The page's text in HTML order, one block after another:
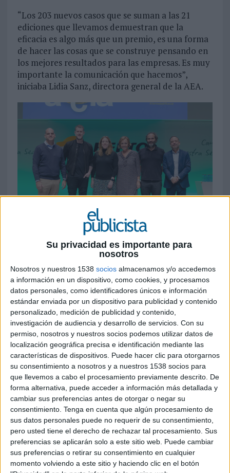
Su privacidad es importante para
nosotros
Nosotros y nuestros 1538 socios almacenamos y/o accedemos
a información en un dispositivo, como cookies, y procesamos
datos personales, como identificadores únicos e información
estándar enviada por un dispositivo para publicidad y contenido
personalizado, medición de publicidad y contenido,
investigación de audiencia y desarrollo de servicios. Con su
permiso, nosotros y nuestros socios podemos utilizar datos de
localización geográfica precisa e identificación mediante las
características de dispositivos. Puede hacer clic para otorgarnos
su consentimiento a nosotros y a nuestros 1538 socios para
que llevemos a cabo el procesamiento previamente descrito. De
forma alternativa, puede acceder a información más detallada y
cambiar sus preferencias antes de otorgar o negar su
consentimiento. Tenga en cuenta que algún procesamiento de
sus datos personales puede no requerir de su consentimiento,
pero usted tiene el derecho de rechazar tal procesamiento. Sus
preferencias se aplicarán solo a este sitio web. Puede cambiar
sus preferencias o retirar su consentimiento en cualquier
momento volviendo a este sitio y haciendo clic en el botón
“Los 203 nuevos casos que se suman a las 21
ediciones que llevamos demuestran que la
eficacia es algo más que un premio, es una forma
de hacer las cosas que se construye pensando en
los mejores resultados para las empresas. Es muy
importante la comunicación que hacemos”,
iniciaba Lidia Sanz, directora general de la AEA.
De izqda. a dcha.: Jesús Carrera, Jake Welsh, Karen Crum, Lidia Sanz,
Gem Romero y César Vacchianon | Fuente: AEA
El significado de las palabras no varía con los
años; pero sí la percepción que se tiene de él. La
efectividad de una campaña publicitaria en la
actualidad queda ya muy distinta de lo que podía
entenderse como tal hace 20 años. “Es necesario
entender la efectividad en 2019 y el año que
viene entenderla en 2020”, manifestaba Karen
Crum, global brand strategist director en Mccann
Londres (McCANN London). La experta explicó
el concepto a través del trabajo merecedor de
ganar el Gold Lion Creative Effectiveness
losCannes Lions 2019.
‘Xbox design lab originals: the fanchise model –
turning fans into fanchisees’ fue la campaña que
permitió empoderar a los consumidores a través
de darles libertad en el diseño de sus productos.